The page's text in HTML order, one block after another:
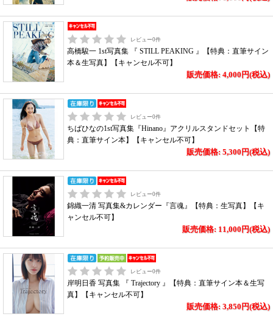
レビュー0件
高橋駿一 1st写真集 『 STILL PEAKING 』【特典：直筆サイン
本＆生写真】【キャンセル不可】
販売価格: 4,000円(税込)
レビュー0件
ちばひなの1st写真集『Hinano』アクリルスタンドセット【特
典：直筆サイン本】【キャンセル不可】
販売価格: 5,300円(税込)
レビュー0件
錦織一清 写真集&カレンダー『言魂』【特典：生写真】【キ
ャンセル不可】
販売価格: 11,000円(税込)
レビュー0件
岸明日香 写真集 『 Trajectory 』【特典：直筆サイン本＆生写
真】【キャンセル不可】
販売価格: 3,850円(税込)